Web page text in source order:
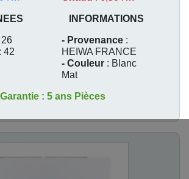
26
: 42
INFORMATIONS
- Provenance :
HEIWA FRANCE
- Couleur : Blanc
Mat
Garantie : 5 ans Pièces